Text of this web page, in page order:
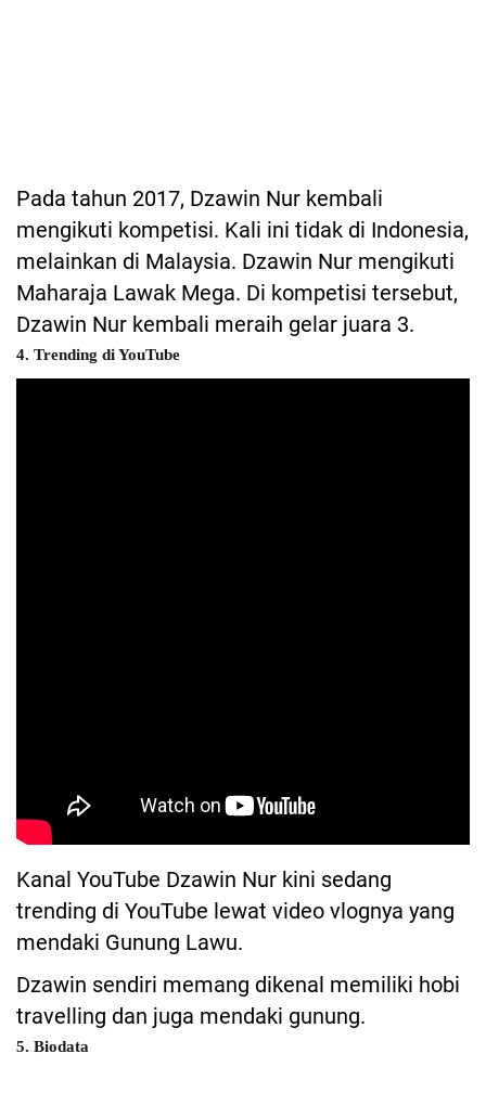
Pada tahun 2017, Dzawin Nur kembali
mengikuti kompetisi. Kali ini tidak di Indonesia,
melainkan di Malaysia. Dzawin Nur mengikuti
Maharaja Lawak Mega. Di kompetisi tersebut,
Dzawin Nur kembali meraih gelar juara 3.
4. Trending di YouTube
Kanal YouTube Dzawin Nur kini sedang
trending di YouTube lewat video vlognya yang
mendaki Gunung Lawu.
Dzawin sendiri memang dikenal memiliki hobi
travelling dan juga mendaki gunung.
5. Biodata